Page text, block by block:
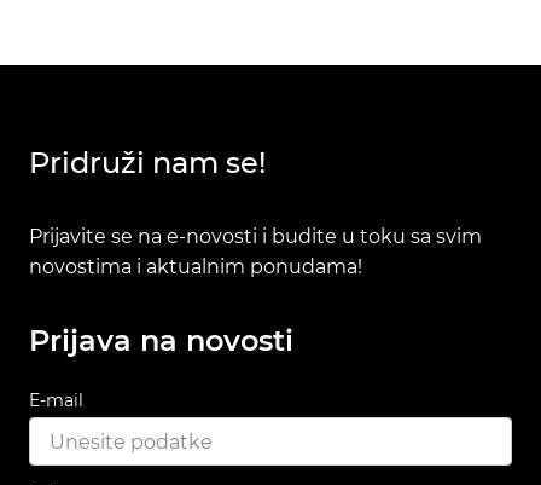
Pridruži nam se!
Prijavite se na e-novosti i budite u toku sa svim
novostima i aktualnim ponudama!
Prijava na novosti
E-mail